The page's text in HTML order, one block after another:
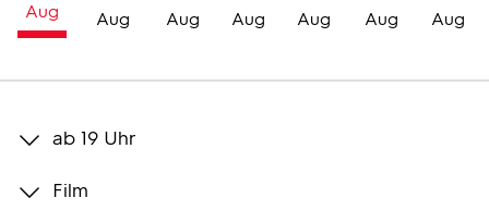
Trailer
Bilder
Aug Aug Aug Aug Aug Aug Aug
ab 19 Uhr
Film